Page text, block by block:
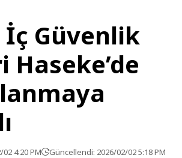
İç Güvenlik
Haseke’de
02 4:20 PM Güncellendi: 2026/02/02 5:18 PM